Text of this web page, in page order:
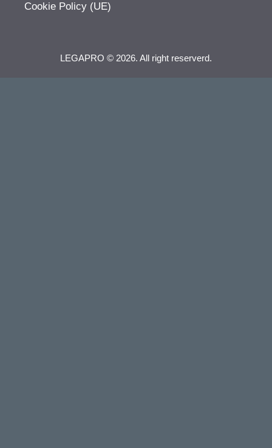
Cookie Policy (UE)
LEGAPRO © 2026. All right reserverd.